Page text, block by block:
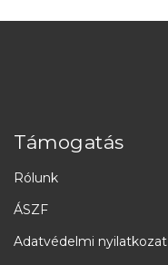
Támogatás
Rólunk
ÁSZF
Adatvédelmi nyilatkozat